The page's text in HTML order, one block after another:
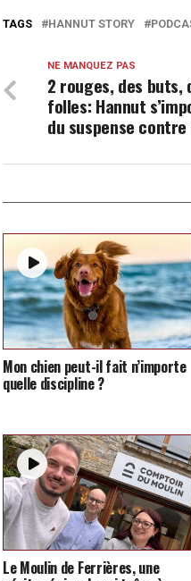
TAGS HANNUT STORY
NE MANQUEZ PAS
2 rouges, des buts,
folles: Hannut
du suspense
Mon chien peut-il fait n’importe
quelle discipline ?
Le Moulin de Ferrières, une